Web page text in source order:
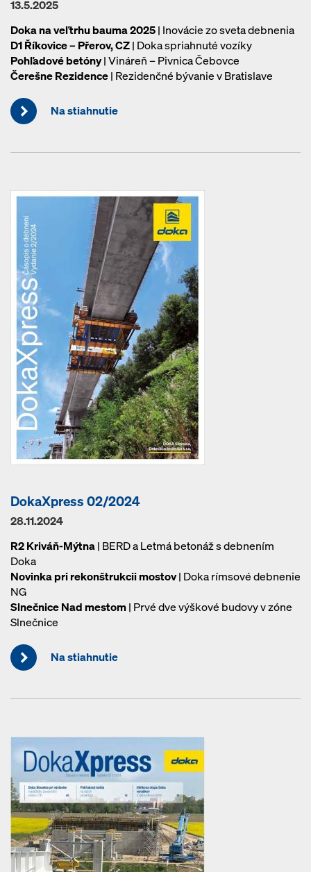
13.5.2025
Doka na veľtrhu bauma 2025| Inovácie zo sveta debnenia
D1 Říkovice – Přerov, CZ| Doka spriahnuté vozíky
Pohľadové betóny| Vináreň – Pivnica Čebovce
Čerešne Rezidence| Rezidenčné bývanie v Bratislave
Na stiahnutie
DokaXpress 02/2024
28.11.2024
R2 Kriváň-Mýtna| BERD a Letmá betonáž s debnením
Doka
Novinka pri rekonštrukcii mostov| Doka rímsové debnenie
NG
Slnečnice Nad mestom| Prvé dve výškové budovy v zóne
Slnečnice
Na stiahnutie